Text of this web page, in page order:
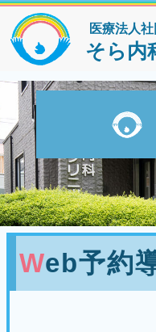
医療法人
そら内
Web予